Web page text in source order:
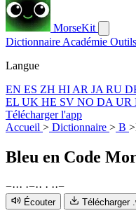
MorseKit
Dictionnaire Académie Outils
Langue
EN ES ZH HI AR JA RU
EL UK HE SV NO DA UR
Télécharger l'app
Accueil > Dictionnaire > B >
Bleu en Code
−··· ·−·· · ··−
Écouter Télécharger